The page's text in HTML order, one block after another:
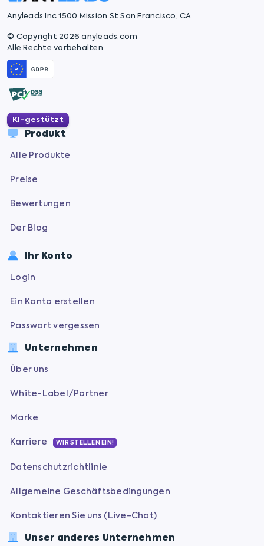
Anyleads Inc 1500 Mission St San Francisco, CA
© Copyright 2026 anyleads.com
Alle Rechte vorbehalten
KI-gestützt
Produkt
Alle Produkte
Preise
Bewertungen
Der Blog
Ihr Konto
Login
Ein Konto erstellen
Passwort vergessen
Unternehmen
Über uns
White-Label/Partner
Marke
Karriere WIR STELLEN EIN!
Datenschutzrichtlinie
Allgemeine Geschäftsbedingungen
Kontaktieren Sie uns (Live-Chat)
Unser anderes Unternehmen